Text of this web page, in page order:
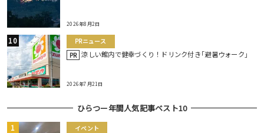
2026年8月2日
PRニュース
PR 涼しい館内で健幸づくり！ドリンク付き｢避暑ウォーク｣
2026年7月21日
ひらつー年間人気記事ベスト10
イベント